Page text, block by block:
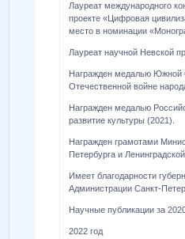
Лауреат международного
проекте «Цифровая
место в номинации
Лауреат научной Невской
Награжден медалью Южной
Отечественной войне
Награжден медалью
развитие культуры (2021).
Награжден грамотами
Петербурга и
Имеет благодарности
Администрации Санкт-
Научные публикации за
2022 год